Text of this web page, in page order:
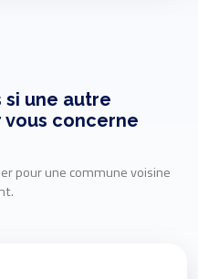
si une autre
concerne
pour une commune voisine